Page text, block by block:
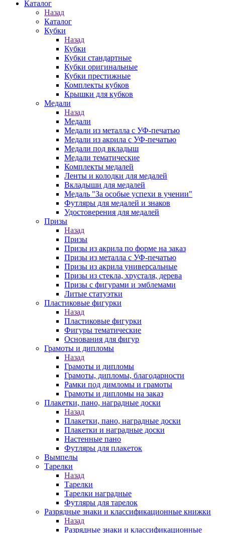
Каталог
Назад
Каталог
Кубки
Назад
Кубки
Кубки стандартные
Кубки оригинальные
Кубки престижные
Комплекты кубков
Крышки для кубков
Медали
Назад
Медали
Медали из металла с УФ-печатью
Медали из акрила с УФ-печатью
Медали под вкладыш
Медали тематические
Комплекты медалей
Ленты и колодки для медалей
Вкладыши для медалей
Медаль "За особые успехи в учении"
Футляры для медалей и знаков
Удостоверения для медалей
Призы
Назад
Призы
Призы из акрила по форме на заказ
Призы из металла с УФ-печатью
Призы из акрила универсальные
Призы из стекла, хрусталя, дерева
Призы с фигурами и эмблемами
Литые статуэтки
Пластиковые фигурки
Назад
Пластиковые фигурки
Фигуры тематические
Основания для фигур
Грамоты и дипломы
Назад
Грамоты и дипломы
Грамоты, дипломы, благодарности
Рамки под димломы и грамоты
Грамоты и дипломы на заказ
Плакетки, пано, наградные доски
Назад
Плакетки, пано, наградные доски
Плакетки и наградные доски
Настенные пано
Футляры для плакеток
Вымпелы
Тарелки
Назад
Тарелки
Тарелки наградные
Футляры для тарелок
Разрядные знаки и классификационные книжки
Назад
Разрядные знаки и классификационные